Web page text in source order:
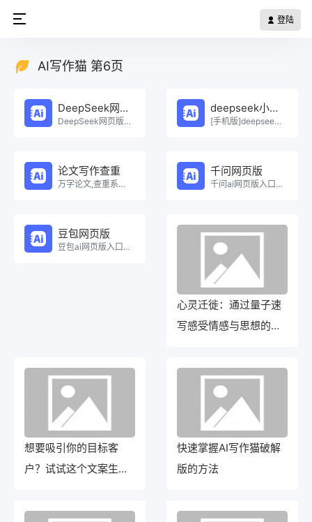
登陆
AI写作猫 第6页
DeepSeek网页版
DeepSeek网页版在线免费体验。
deepseek小程序
[手机版]deepseek小程序在线使用。
论文写作查重
万字论文,查重系统，Ai一键生成原创论文，权威查重系统，论文生成，论文写作，论文查重，论文致谢，论文。
千问网页版
千问ai网页版入口在线使用。
豆包网页版
豆包ai网页版入口在线使用。
心灵迁徙：通过量子速
写感受情感与思想的流
想要吸引你的目标客
户？试试这个文案生成
快速掌握AI写作猫破解
版的方法